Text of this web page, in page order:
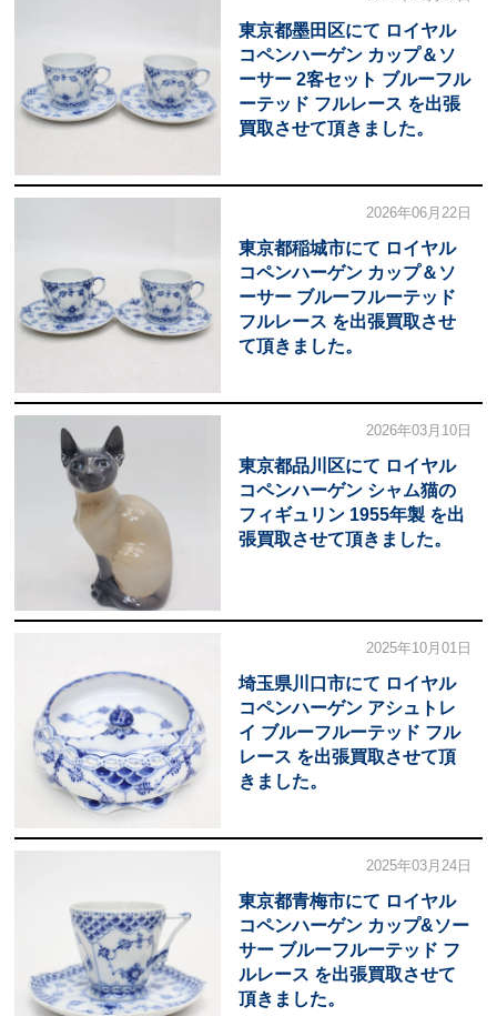
東京都墨田区にて ロイヤル
コペンハーゲン カップ＆ソ
ーサー 2客セット ブルーフル
ーテッド フルレース を出張
買取させて頂きました。
2026年06月22日
東京都稲城市にて ロイヤル
コペンハーゲン カップ＆ソ
ーサー ブルーフルーテッド
フルレース を出張買取させ
て頂きました。
2026年03月10日
東京都品川区にて ロイヤル
コペンハーゲン シャム猫の
フィギュリン 1955年製 を出
張買取させて頂きました。
2025年10月01日
埼玉県川口市にて ロイヤル
コペンハーゲン アシュトレ
イ ブルーフルーテッド フル
レース を出張買取させて頂
きました。
2025年03月24日
東京都青梅市にて ロイヤル
コペンハーゲン カップ&ソー
サー ブルーフルーテッド フ
ルレース を出張買取させて
頂きました。